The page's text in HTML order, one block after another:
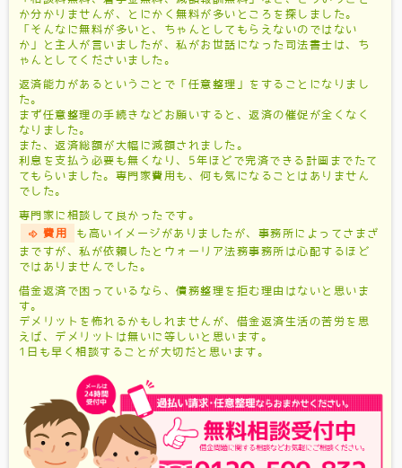
か分かりませんが、とにかく無料が多いところを探しました。
「そんなに無料が多いと、ちゃんとしてもらえないのではない
か」と主人が言いましたが、私がお世話になった司法書士は、ち
ゃんとしてくださいました。
返済能力があるということで「任意整理」をすることになりまし
た。
まず任意整理の手続きなどお願いすると、返済の催促が全くなく
なりました。
また、返済総額が大幅に減額されました。
利息を支払う必要も無くなり、5年ほどで完済できる計画までたて
てもらいました。専門家費用も、何も気になることはありません
でした。
専門家に相談して良かったです。
費用
も高いイメージがありましたが、事務所によってさまざ
まですが、私が依頼したとウォーリア法務事務所は心配するほど
ではありませんでした。
借金返済で困っているなら、債務整理を拒む理由はないと思いま
す。
デメリットを怖れるかもしれませんが、借金返済生活の苦労を思
えば、デメリットは無いに等しいと思います。
1日も早く相談することが大切だと思います。